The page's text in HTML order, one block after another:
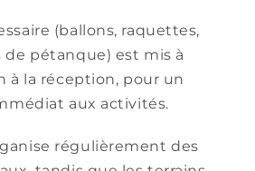
(ballons, raquettes,
de pétanque) est mis à
à la réception, pour un
aux activités.
régulièrement des